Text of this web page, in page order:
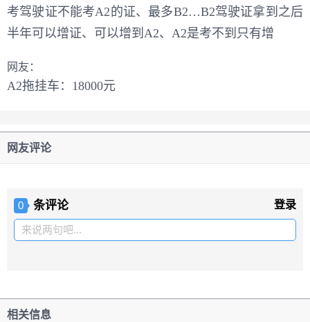
考驾驶证不能考A2的证、最多B2…B2驾驶证拿到之后
半年可以增证、可以增到A2、A2是考不到只有增
网友：
A2拖挂车：18000元
网友评论
0 条评论 登录
来说两句吧...
相关信息